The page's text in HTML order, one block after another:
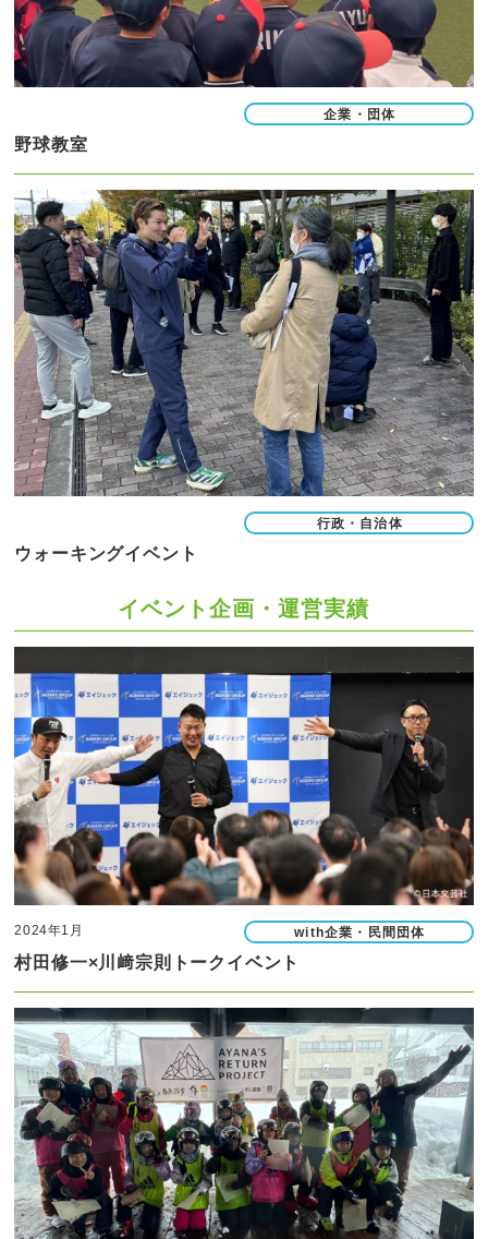
企業・団体
野球教室
行政・自治体
ウォーキングイベント
イベント企画・運営実績
2024年1月 with企業・民間団体
村田修一×川﨑宗則トークイベント